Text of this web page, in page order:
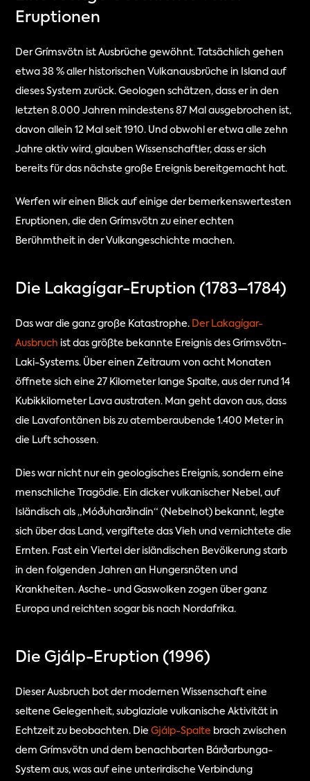
Eruptionen
Der Grímsvötn ist Ausbrüche gewöhnt. Tatsächlich gehen
etwa 38 % aller historischen Vulkanausbrüche in Island auf
dieses System zurück. Geologen schätzen, dass er in den
letzten 8.000 Jahren mindestens 87 Mal ausgebrochen ist,
davon allein 12 Mal seit 1910. Und obwohl er etwa alle zehn
Jahre aktiv wird, glauben Wissenschaftler, dass er sich
bereits für das nächste große Ereignis bereitgemacht hat.
Werfen wir einen Blick auf einige der bemerkenswertesten
Eruptionen, die den Grímsvötn zu einer echten
Berühmtheit in der Vulkangeschichte machen.
Die Lakagígar-Eruption (1783–1784)
Das war die ganz große Katastrophe. Der Lakagígar-
Ausbruch ist das größte bekannte Ereignis des Grímsvötn-
Laki-Systems. Über einen Zeitraum von acht Monaten
öffnete sich eine 27 Kilometer lange Spalte, aus der rund 14
Kubikkilometer Lava austraten. Man geht davon aus, dass
die Lavafontänen bis zu atemberaubende 1.400 Meter in
die Luft schossen.
Dies war nicht nur ein geologisches Ereignis, sondern eine
menschliche Tragödie. Ein dicker vulkanischer Nebel, auf
Isländisch als „Móðuharðindin“ (Nebelnot) bekannt, legte
sich über das Land, vergiftete das Vieh und vernichtete die
Ernten. Fast ein Viertel der isländischen Bevölkerung starb
in den folgenden Jahren an Hungersnöten und
Krankheiten. Asche- und Gaswolken zogen über ganz
Europa und reichten sogar bis nach Nordafrika.
Die Gjálp-Eruption (1996)
Dieser Ausbruch bot der modernen Wissenschaft eine
seltene Gelegenheit, subglaziale vulkanische Aktivität in
Echtzeit zu beobachten. Die Gjálp-Spalte brach zwischen
dem Grímsvötn und dem benachbarten Bárðarbunga-
System aus, was auf eine unterirdische Verbindung